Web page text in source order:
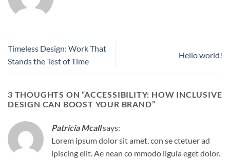
Timeless Design: Work That
Stands the Test of Time
Hello world!
3 THOUGHTS ON “ACCESSIBILITY: HOW INCLUSIVE
DESIGN CAN BOOST YOUR BRAND”
Patricia Mcallsays:
Lorem ipsum dolor sit amet, con se ctetuer ad
ipiscing elit. Ae nean co mmodo ligula eget dolor.